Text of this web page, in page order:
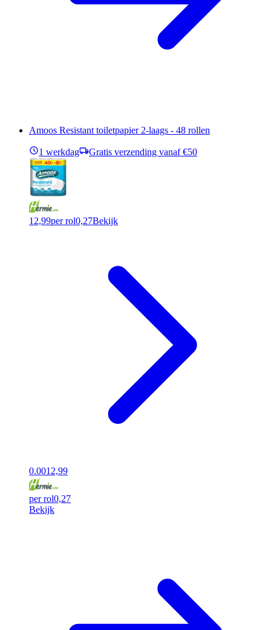
Amoos Resistant toiletpapier 2-laags - 48 rollen
1 werkdag Gratis verzending vanaf €50
12,99per rol0,27Bekijk
0.0012,99
per rol0,27
Bekijk